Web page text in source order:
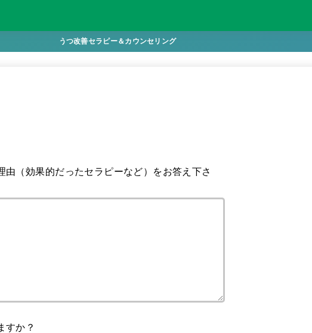
うつ改善セラピー＆カウンセリング
（効果的だったセラピーなど）をお答え下さ
すか？